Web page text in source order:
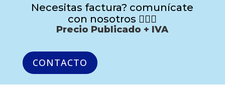
Necesitas factura? comunícate
con nosotros 🙋🏻‍♂️
Precio Publicado + IVA
CONTACTO